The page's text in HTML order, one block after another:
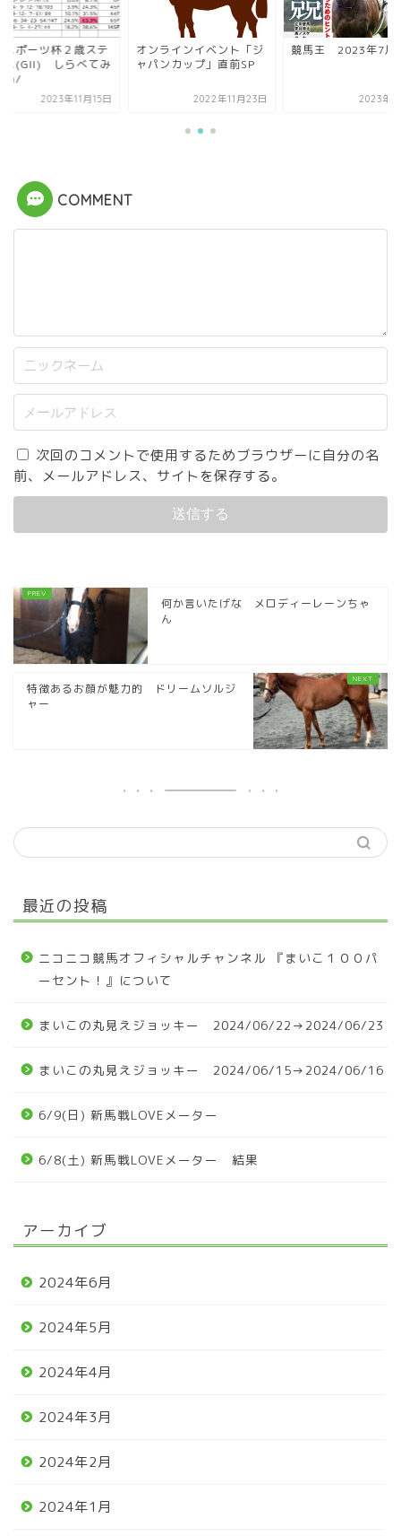
スポーツ杯２歳ステ
ス(GII) しらべてみ
2023年11月15日
オンラインイベント「ジ
ャパンカップ」直前SP
2022年11月23日
競馬王 2023年7月
2023年6
COMMENT
次回のコメントで使用するためブラウザーに自分の名
前、メールアドレス、サイトを保存する。
何か言いたげな メロディーレーンちゃ
ん
特徴あるお顔が魅力的 ドリームソルジ
ャー
最近の投稿
ニコニコ競馬オフィシャルチャンネル 『まいこ１００パ
ーセント！』について
まいこの丸見えジョッキー 2024/06/22→2024/06/23
まいこの丸見えジョッキー 2024/06/15→2024/06/16
6/9(日) 新馬戦LOVEメーター
6/8(土) 新馬戦LOVEメーター 結果
アーカイブ
2024年6月
2024年5月
2024年4月
2024年3月
2024年2月
2024年1月